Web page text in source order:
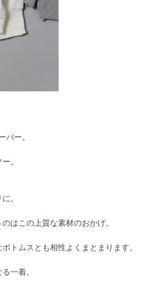
バー。
。
。
はこの上質な素材のおかげ。
トムスとも相性よくまとまります。
一着。